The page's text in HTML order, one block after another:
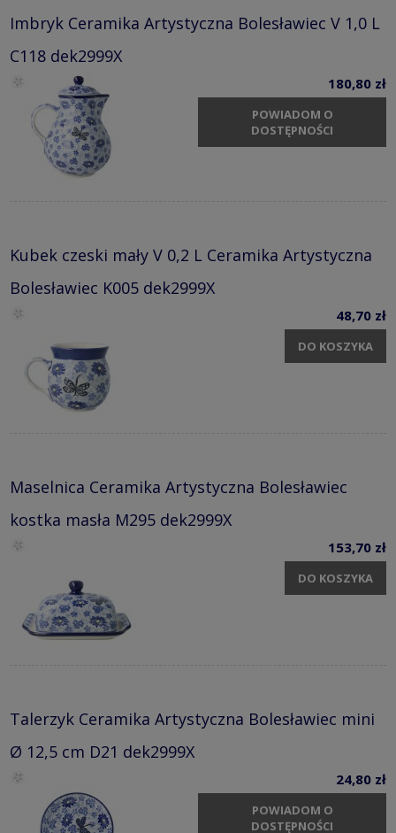
Imbryk Ceramika Artystyczna Bolesławiec V 1,0 L
C118 dek2999X
180,80 zł
POWIADOM O
DOSTĘPNOŚCI
Kubek czeski mały V 0,2 L Ceramika Artystyczna
Bolesławiec K005 dek2999X
48,70 zł
DO KOSZYKA
Maselnica Ceramika Artystyczna Bolesławiec
kostka masła M295 dek2999X
153,70 zł
DO KOSZYKA
Talerzyk Ceramika Artystyczna Bolesławiec mini
Ø 12,5 cm D21 dek2999X
24,80 zł
POWIADOM O
DOSTĘPNOŚCI